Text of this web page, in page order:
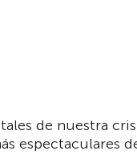
de nuestra
espectaculares